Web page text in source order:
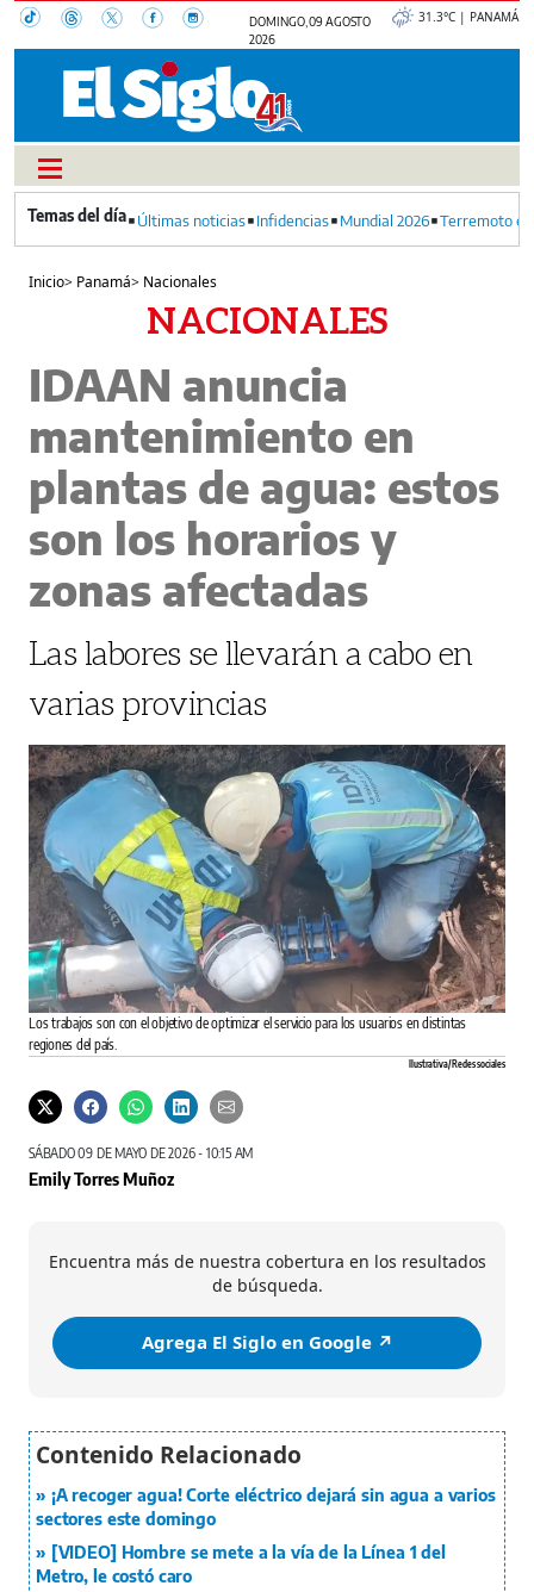
DOMINGO, 09 AGOSTO
2026
31.3°C | PANAMÁ
Últimas noticias Infidencias Mundial 2026 Terremoto
Inicio> Panamá> Nacionales
NACIONALES
IDAAN anuncia
mantenimiento en
plantas de agua: estos
son los horarios y
zonas afectadas
Las labores se llevarán a cabo en
varias provincias
Los trabajos son con el objetivo de optimizar el servicio para los usuarios en distintas
regiones del país.
Ilustrativa/ Redes sociales
SÁBADO 09 DE MAYO DE 2026 - 10:15 AM
Emily Torres Muñoz
Encuentra más de nuestra cobertura en los resultados
de búsqueda.
Agrega El Siglo en Google ↗️
¡A recoger agua! Corte eléctrico dejará sin agua a varios
sectores este domingo
[VIDEO] Hombre se mete a la vía de la Línea 1 del
Metro, le costó caro